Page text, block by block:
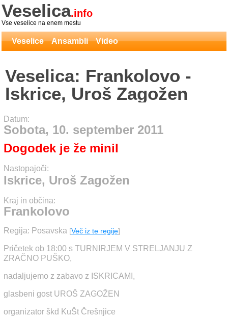
Veselica.info
Vse veselice na enem mestu
Veselice Ansambli Video
Veselica: Frankolovo -
Iskrice, Uroš Zagožen
Datum:
Sobota, 10. september 2011
Dogodek je že minil
Nastopajoči:
Iskrice, Uroš Zagožen
Kraj in občina:
Frankolovo
Regija: Posavska [Več iz te regije]
Pričetek ob 18:00 s TURNIRJEM V STRELJANJU Z
ZRAČNO PUŠKO,
nadaljujemo z zabavo z ISKRICAMI,
glasbeni gost UROŠ ZAGOŽEN
organizator škd KuŠt Črešnjice